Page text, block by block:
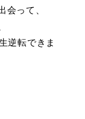
会って、
逆転できま